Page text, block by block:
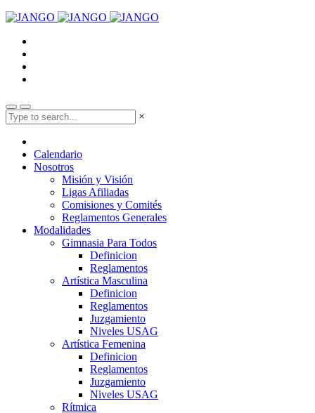
×
Calendario
Nosotros
Misión y Visión
Ligas Afiliadas
Comisiones y Comités
Reglamentos Generales
Modalidades
Gimnasia Para Todos
Definicion
Reglamentos
Artística Masculina
Definicion
Reglamentos
Juzgamiento
Niveles USAG
Artística Femenina
Definicion
Reglamentos
Juzgamiento
Niveles USAG
Rítmica